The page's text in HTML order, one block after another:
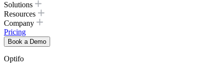
Solutions
Resources
Company
Pricing
Book a Demo
Optifo